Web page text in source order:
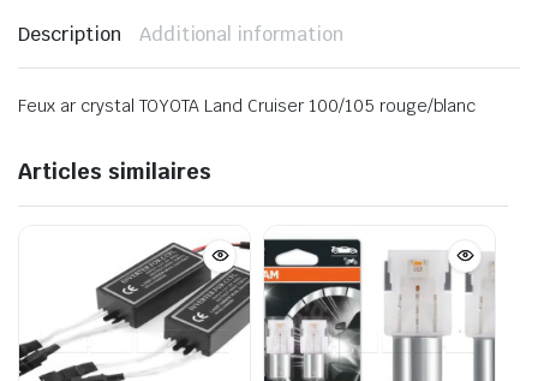
Description Additional information
Feux ar crystal TOYOTA Land Cruiser 100/105 rouge/blanc
Articles similaires